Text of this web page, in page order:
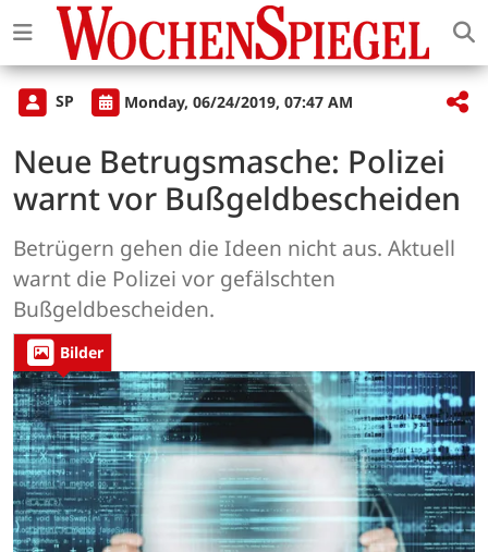
SP Monday, 06/24/2019, 07:47 AM
Neue Betrugsmasche: Polizei
warnt vor Bußgeldbescheiden
Betrügern gehen die Ideen nicht aus. Aktuell
warnt die Polizei vor gefälschten
Bußgeldbescheiden.
Bilder